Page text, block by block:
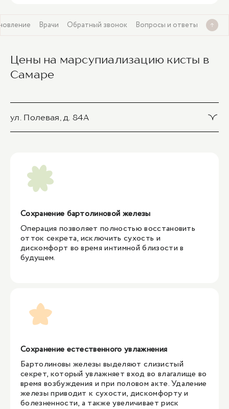
Врачи Обратный звонок Вопросы и ответы
Цены на марсупиализацию кисты в
Самаре
ул. Полевая, д. 84А
24 000 ₽
Сохранение бартолиновой железы
Операция позволяет полностью восстановить
отток секрета, исключить сухость и
дискомфорт во время интимной близости в
будущем.
Сохранение естественного увлажнения
Бартолиновы железы выделяют слизистый
секрет, который увлажняет вход во влагалище во
время возбуждения и при половом акте. Удаление
железы приводит к сухости, дискомфорту и
болезненности, а также увеличивает риск